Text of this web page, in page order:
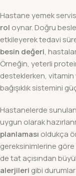
Hastane yemek
rol oynar. Doğru
etkileyerek tedavi
besin değeri,
Örneğin, yeterli
desteklerken, vitamin
bağışıklık sistemini
Hastanelerde
uygun olarak
planlaması oldukça
gereksinimlerine
de tat açısından
alerjileri gibi